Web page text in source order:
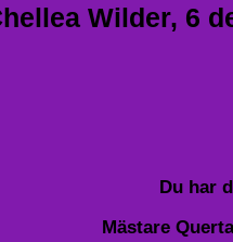
Wilder, 6
Du har
Mästare